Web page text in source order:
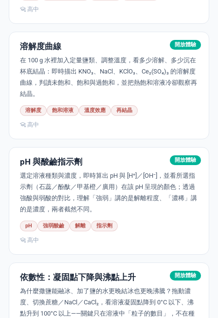
高中
開放體驗
溶解度曲線
在 100 g 水裡加入定量鹽類、調整溫度，看多少溶解、多少沉在
杯底結晶：即時描出 KNO₃、NaCl、KClO₃、Ce₂(SO₄)₃ 的溶解度
曲線，判讀未飽和、飽和與過飽和，並把熱飽和溶液冷卻觀察再
結晶。
溶解度 飽和溶液 溫度效應 再結晶
高中
開放體驗
pH 與酸鹼指示劑
選定溶液種類與濃度，即時算出 pH 與 [H⁺]／[OH⁻]，並看所選指
示劑（石蕊／酚酞／甲基橙／廣用）在該 pH 呈現的顏色；透過
強酸與弱酸的對比，理解「強弱」講的是解離程度、「濃稀」講
的是濃度，兩者截然不同。
pH 強弱酸鹼 解離 指示劑
高中
開放體驗
依數性：凝固點下降與沸點上升
為什麼撒鹽能融冰、加了鹽的水更晚結冰也更晚沸騰？拖動濃
度、切換蔗糖／NaCl／CaCl₂，看溶液凝固點降到 0°C 以下、沸
點升到 100°C 以上——關鍵只在溶液中「粒子的數目」，不在種